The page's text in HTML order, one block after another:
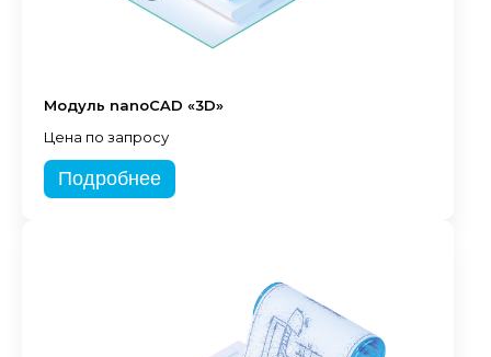
Модуль nanoCAD «3D»
Цена по запросу
Подробнее